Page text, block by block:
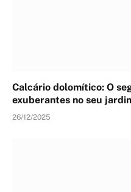
Calcário dolomítico: O
exuberantes no seu
26/12/2025